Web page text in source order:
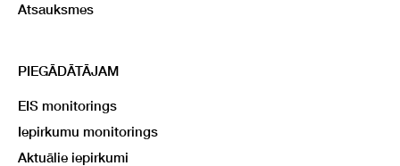
Atsauksmes
PIEGĀDĀTĀJAM
EIS monitorings
Iepirkumu monitorings
Aktuālie iepirkumi